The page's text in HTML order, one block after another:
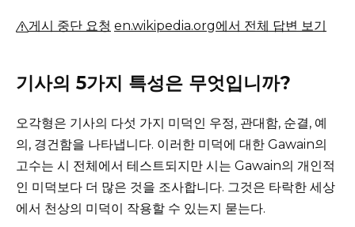
게시 중단 요청 en.wikipedia.org에서 전체 답변 보기
기사의 5가지 특성은 무엇입니까?
오각형은 기사의 다섯 가지 미덕인 우정, 관대함, 순결, 예
의, 경건함을 나타냅니다. 이러한 미덕에 대한 Gawain의
고수는 시 전체에서 테스트되지만 시는 Gawain의 개인적
인 미덕보다 더 많은 것을 조사합니다. 그것은 타락한 세상
에서 천상의 미덕이 작용할 수 있는지 묻는다.